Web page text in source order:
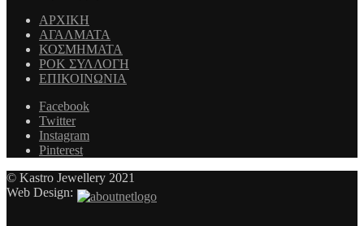
ΑΡΧΙΚΗ
ΑΓΑΛΜΑΤΑ
ΚΟΣΜΗΜΑΤΑ
ΡΟΚ ΣΥΛΛΟΓΗ
ΕΠΙΚΟΙΝΩΝΙΑ
Facebook
Twitter
Instagram
Pinterest
© Kastro Jewellery 2021
Web Design: